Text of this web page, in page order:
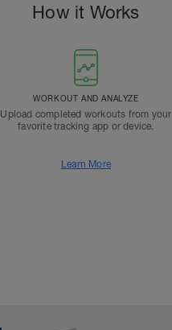
How it Works
WORKOUT AND ANALYZE
Upload completed workouts from your
favorite tracking app or device.
Learn More